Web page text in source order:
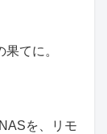
果てに。
を、リモ